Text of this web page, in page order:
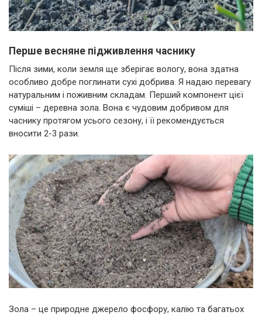
Перше весняне підживлення часнику
Після зими, коли земля ще зберігає вологу, вона здатна
особливо добре поглинати сухі добрива. Я надаю перевагу
натуральним і поживним складам. Перший компонент цієї
суміші – деревна зола. Вона є чудовим добривом для
часнику протягом усього сезону, і її рекомендується
вносити 2-3 рази.
Зола – це природне джерело фосфору, калію та багатьох